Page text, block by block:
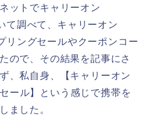
ットでキャリーオン
て調べて、キャリーオン
リングセールやクーポンコー
ので、その結果を記事にさ
、私自身、【キャリーオン
ール】という感じで携帯を
ました。